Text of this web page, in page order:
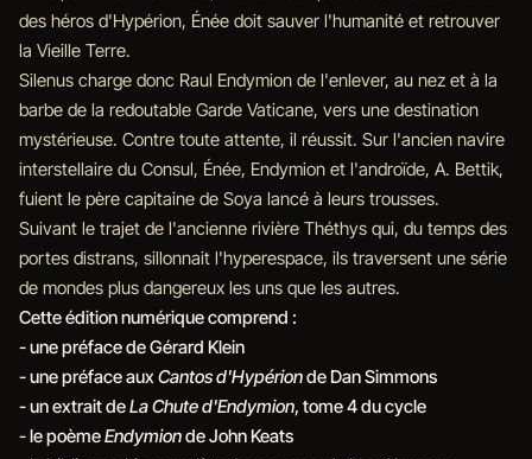
des héros d'Hypérion, Énée doit sauver l'humanité et retrouver
la Vieille Terre.
Silenus charge donc Raul Endymion de l'enlever, au nez et à la
barbe de la redoutable Garde Vaticane, vers une destination
mystérieuse. Contre toute attente, il réussit. Sur l'ancien navire
interstellaire du Consul, Énée, Endymion et l'androïde, A. Bettik,
fuient le père capitaine de Soya lancé à leurs trousses.
Suivant le trajet de l'ancienne rivière Théthys qui, du temps des
portes distrans, sillonnait l'hyperespace, ils traversent une série
de mondes plus dangereux les uns que les autres.
Cette édition numérique comprend :
- une préface de Gérard Klein
- une préface auxCantos d'Hypérionde Dan Simmons
- un extrait deLa Chute d'Endymion, tome 4 du cycle
- le poèmeEndymionde John Keats